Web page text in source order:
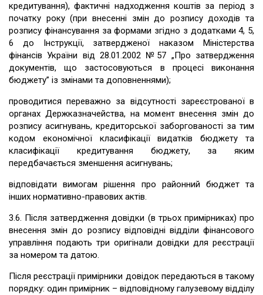
кредитування), фактичні надходження коштів за період з
початку року (при внесенні змін до розпису доходів та
розпису фінансування за формами згідно з додатками 4, 5,
6 до Інструкції, затвердженої наказом Міністерства
фінансів України від 28.01.2002 №57 „Про затвердження
документів, що застосовуються в процесі виконання
бюджету” із змінами та доповненнями);
проводитися переважно за відсутності зареєстрованої в
органах Держказначейства, на момент внесення змін до
розпису асигнувань, кредиторської заборгованості за тим
кодом економічної класифікації видатків бюджету та
класифікації кредитування бюджету, за яким
передбачається зменшення асигнувань;
відповідати вимогам рішення про районний бюджет та
інших нормативно-правових актів.
3.6. Після затвердження довідки (в трьох примірниках) про
внесення змін до розпису відповідні відділи фінансового
управління подають три оригінали довідки для реєстрації
за номером та датою.
Після реєстрації примірники довідок передаються в такому
порядку: один примірник – відповідному галузевому відділу